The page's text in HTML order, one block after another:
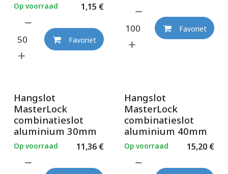
1,15 €
Op voorraad
Favoriet
Favoriet
Hangslot
MasterLock
combinatieslot
aluminium 30mm
11,36€
Op voorraad
Hangslot
MasterLock
combinatieslot
aluminium 40mm
15,20€
Op voorraad